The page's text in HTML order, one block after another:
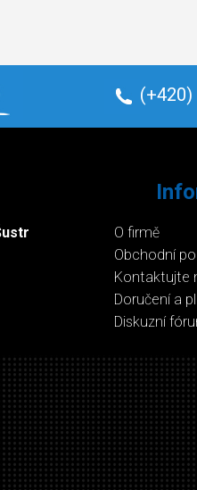
(+420)
O firmě
Obchodní
Kontaktujte
Doručení a
Diskuzní